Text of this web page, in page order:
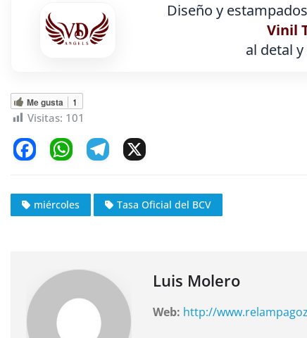
Diseño y
Vinil
al detal
Me gusta 1
Visitas: 101
c
e
o
W
at
s
p
e
gr
miércoles Tasa Oficial del BCV
Luis Molero
Web: http://